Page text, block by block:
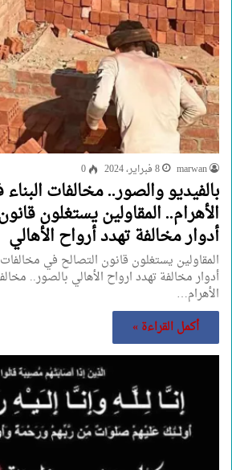
marwan 8 فبراير، 2024 0
بالفيديو والصور.. مخالفات
الأهرام.. المقاولين يستغلون
أدوار مخالفة تهدد أرواح الأهالي
المقاولين يستغلون قانون التصالح في
أدوار مخالفة تهدد ارواح الأهالي بالصور..
الأهرام…
أكمل القراءة »